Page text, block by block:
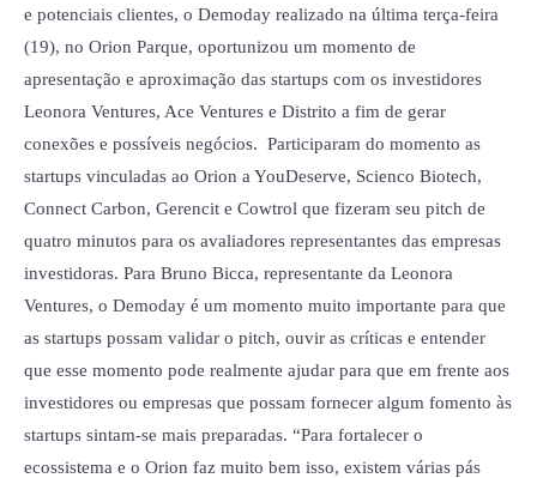
e potenciais clientes, o Demoday realizado na última terça-feira
(19), no Orion Parque, oportunizou um momento de
apresentação e aproximação das startups com os investidores
Leonora Ventures, Ace Ventures e Distrito a fim de gerar
conexões e possíveis negócios. Participaram do momento as
startups vinculadas ao Orion a YouDeserve, Scienco Biotech,
Connect Carbon, Gerencit e Cowtrol que fizeram seu pitch de
quatro minutos para os avaliadores representantes das empresas
investidoras. Para Bruno Bicca, representante da Leonora
Ventures, o Demoday é um momento muito importante para que
as startups possam validar o pitch, ouvir as críticas e entender
que esse momento pode realmente ajudar para que em frente aos
investidores ou empresas que possam fornecer algum fomento às
startups sintam-se mais preparadas. “Para fortalecer o
ecossistema e o Orion faz muito bem isso, existem várias pás